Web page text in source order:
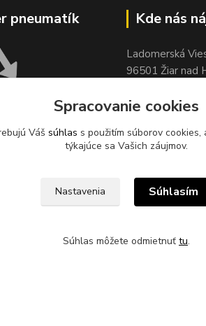
pneumatík
zabezpečuje
odpadových
Lovča.
Kde nás
Ladomerská
96501 Žiar nad
Sklad 500m od
cesty pri
stavebninami
Spracovanie cookies
Váš súhlas s použitím súborov
týkajúce sa Vašich záujmov.
Nastavenia Súhlasím
Súhlas môžete odmietnuť tu.